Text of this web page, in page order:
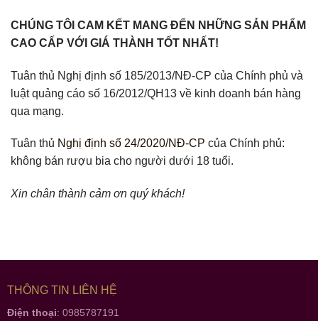
CHÚNG TÔI CAM KẾT MANG ĐẾN NHỮNG SẢN PHẨM
CAO CẤP VỚI GIÁ THÀNH TỐT NHẤT!
Tuân thủ Nghị định số 185/2013/NĐ-CP của Chính phủ và
luật quảng cáo số 16/2012/QH13 về kinh doanh bán hàng
qua mạng.
Tuân thủ Nghị định số 24/2020/NĐ-CP của Chính phủ:
không bán rượu bia cho người dưới 18 tuổi.
Xin chân thành cảm ơn quý khách!
THÔNG TIN LIÊN HỆ
Điện thoại: 0985787191